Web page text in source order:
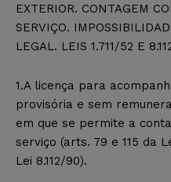
EXTERIOR. CONTAGEM
SERVIÇO.
LEGAL. LEIS 1.711/52 E
1.A licença para
provisória e sem
em que se permite a
serviço (arts. 79 e 115 da
Lei 8.112/90).